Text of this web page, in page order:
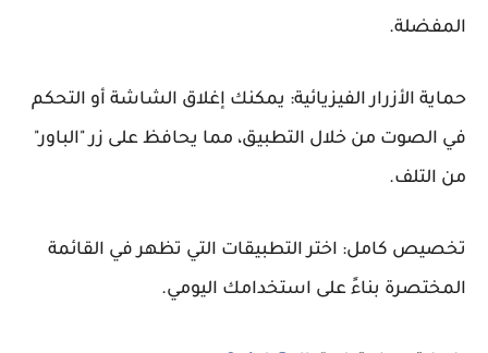
المفضلة.
حماية الأزرار الفيزيائية: يمكنك إغلاق الشاشة أو التحكم
في الصوت من خلال التطبيق، مما يحافظ على زر "الباور"
من التلف.
تخصيص كامل: اختر التطبيقات التي تظهر في القائمة
المختصرة بناءً على استخدامك اليومي.